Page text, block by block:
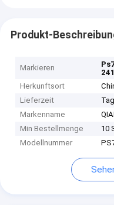
Produkt-
Markieren
Herkunftsort
Lieferzeit
Markenname
Min Bestellmenge
10
Modellnummer